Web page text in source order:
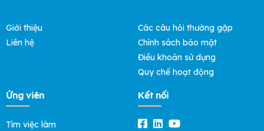
Giới thiệu
Liên hệ
Các câu hỏi thường gặp
Chính sách bảo mật
Điều khoản sử dụng
Quy chế hoạt động
Ứng viên
Tìm việc làm
Kết nối